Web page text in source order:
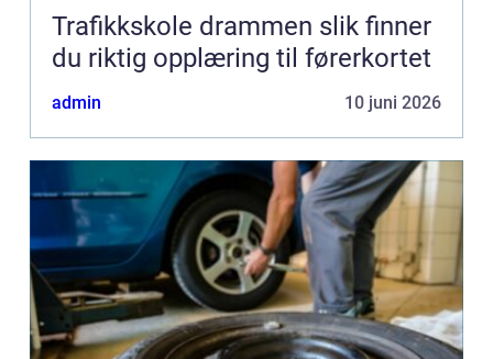
Trafikkskole drammen slik finner
du riktig opplæring til førerkortet
admin 10 juni 2026